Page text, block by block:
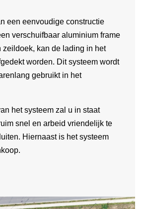
een eenvoudige constructie
verschuifbaar aluminium frame
zeildoek, kan de lading in het
worden. Dit systeem wordt
gebruikt in het
het systeem zal u in staat
snel en arbeid vriendelijk te
Hiernaast is het systeem